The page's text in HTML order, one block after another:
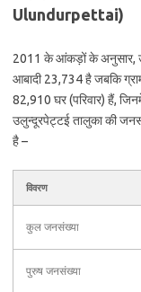
Ulundurpettai)
2011 के आंकड़ों के अनुसार,
आबादी 23,734 है जबकि
82,910 घर (परिवार) हैं,
उलुन्‍दूरपेट्टई तालुका की
है –
विवरण
कुल जनसंख्या
पुरुष जनसंख्या